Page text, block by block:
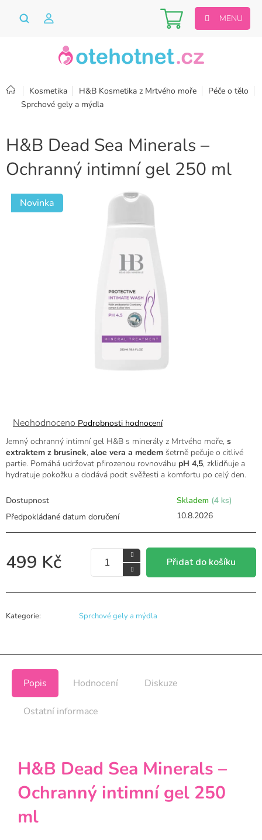
Nákupní
košík
DomůKosmetika H&B Kosmetika z Mrtvého moře
Péče o tělo
Sprchové gely a mýdla
H&B Dead Sea Minerals –
Ochranný intimní gel 250 ml
Novinka
Průměrné
produktu
je
0,0
z
hvězdiček.
Neohodnoceno Podrobnosti hodnocení
499 Kč Přidat do košíku
Dostupnost Skladem (4 ks)
10.8.2026
Jemný ochranný intimní gel H&B s minerály z Mrtvého moře, s
extraktem z brusinek, aloe vera a medem šetrně pečuje o citlivé
partie. Pomáhá udržovat přirozenou rovnováhu pH 4,5, zklidňuje a
hydratuje pokožku a dodává pocit svěžesti a komfortu po celý den.
Kategorie: Sprchové gely a mýdla
Popis Hodnocení Diskuze
Ostatní informace
H&B Dead Sea Minerals –
Ochranný intimní gel 250
ml